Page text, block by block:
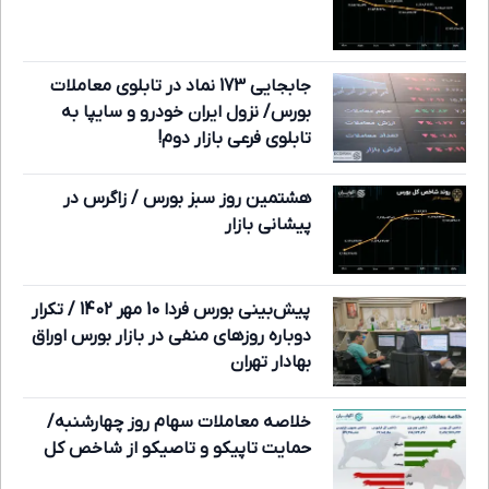
جابجایی 173 نماد در تابلوی معاملات
بورس/ نزول ایران خودرو و سایپا به
تابلوی فرعی بازار دوم!
هشتمین روز سبز بورس / زاگرس در
پیشانی بازار
پیش‌بینی بورس فردا 10 مهر 1402 / تکرار
دوباره روزهای منفی در بازار بورس اوراق
بهادار تهران
خلاصه معاملات سهام روز چهارشنبه/
حمایت تاپیکو و تاصیکو از شاخص کل